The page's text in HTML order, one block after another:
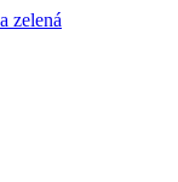
zelená